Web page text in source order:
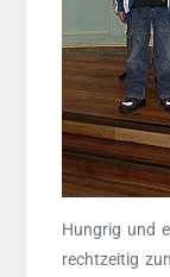
Hungrig und
rechtzeitig